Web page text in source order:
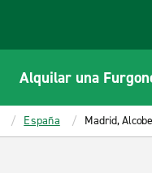
Alquilar una
España Madrid,